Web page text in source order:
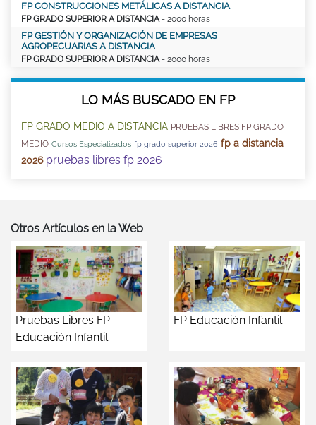
FP CONSTRUCCIONES METÁLICAS A DISTANCIA
FP GRADO SUPERIOR A DISTANCIA- 2000 horas
FP GESTIÓN Y ORGANIZACIÓN DE EMPRESAS
AGROPECUARIAS A DISTANCIA
FP GRADO SUPERIOR A DISTANCIA- 2000 horas
LO MÁS BUSCADO EN FP
FP GRADO MEDIO A DISTANCIA PRUEBAS LIBRES FP GRADO
MEDIO Cursos Especializados fp grado superior 2026 fp a distancia
2026 pruebas libres fp 2026
Otros Artículos en la Web
Pruebas Libres FP
Educación Infantil
FP Educación Infantil